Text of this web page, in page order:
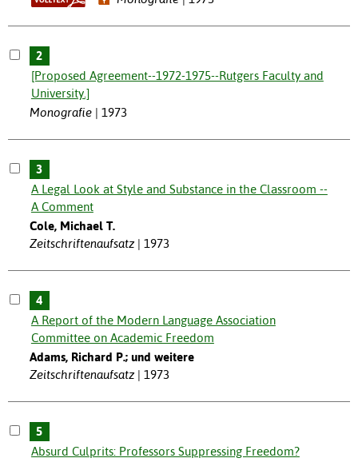
2
[Proposed Agreement--1972-1975--Rutgers Faculty and
University.]
Monografie
1973
3
A Legal Look at Style and Substance in the Classroom --
A Comment
Cole, Michael T.
Zeitschriftenaufsatz
1973
4
A Report of the Modern Language Association
Committee on Academic Freedom
Adams, Richard P.; und weitere
Zeitschriftenaufsatz
1973
5
Absurd Culprits: Professors Suppressing Freedom?